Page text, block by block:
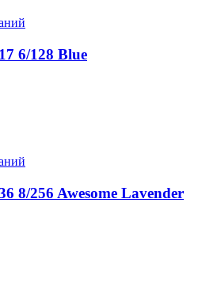
6/128 Blue
8/256 Awesome Lavender